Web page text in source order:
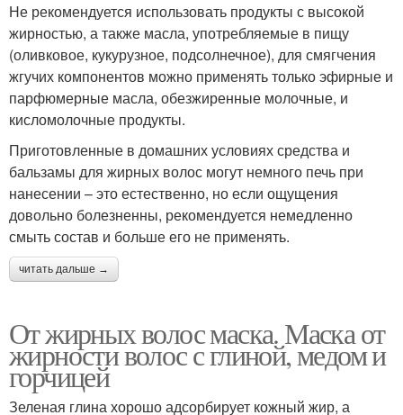
Не рекомендуется использовать продукты с высокой
жирностью, а также масла, употребляемые в пищу
(оливковое, кукурузное, подсолнечное), для смягчения
жгучих компонентов можно применять только эфирные и
парфюмерные масла, обезжиренные молочные, и
кисломолочные продукты.
Приготовленные в домашних условиях средства и
бальзамы для жирных волос могут немного печь при
нанесении – это естественно, но если ощущения
довольно болезненны, рекомендуется немедленно
смыть состав и больше его не применять.
читать дальше →
От жирных волос маска. Маска от
жирности волос с глиной, медом и
горчицей
Зеленая глина хорошо адсорбирует кожный жир, а